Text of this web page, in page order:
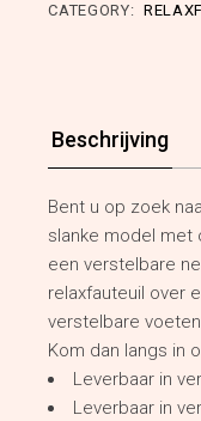
CATEGORY:
Beschrijving
Bent u op zoek
slanke model met
een verstelbare
relaxfauteuil over
verstelbare
Kom dan langs in
Leverbaar in
Leverbaar in